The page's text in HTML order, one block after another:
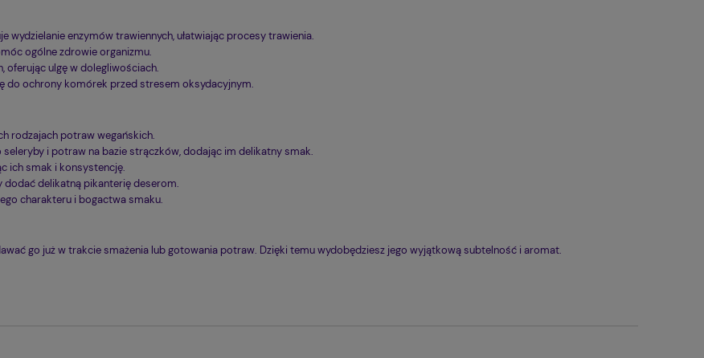
wydzielanie enzymów trawiennych, ułatwiając procesy trawienia.
ogólne zdrowie organizmu.
oferując ulgę w dolegliwościach.
do ochrony komórek przed stresem oksydacyjnym.
rodzajach potraw wegańskich.
i potraw na bazie strączków, dodając im delikatny smak.
ich smak i konsystencję.
dodać delikatną pikanterię deserom.
charakteru i bogactwa smaku.
go już w trakcie smażenia lub gotowania potraw. Dzięki temu wydobędziesz jego wyjątkową subtelność i aromat.